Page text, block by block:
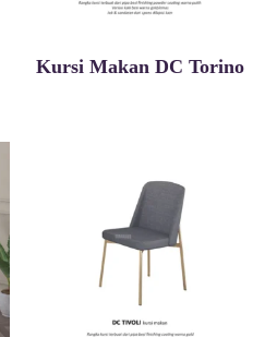
Kursi Makan DC Torino